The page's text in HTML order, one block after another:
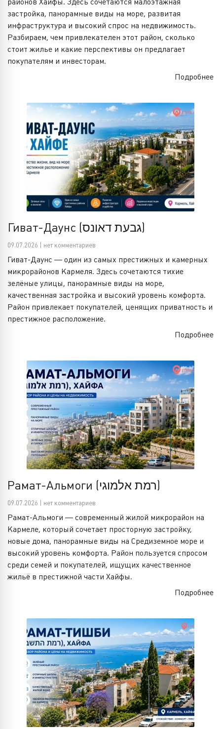
застройка, панорамные виды на море, развитая
инфраструктура и высокий спрос на недвижимость.
Разбираем, чем привлекателен этот район, сколько
стоит жилье и какие перспективы он предлагает
покупателям и инвесторам.
Подробнее
Гиват-Даунс (גבעת דאונס)
09.07.2026 | нет комментариев
Гиват-Даунс — один из самых престижных и камерных
микрорайонов Кармеля. Здесь сочетаются тихие
зелёные улицы, панорамные виды на море,
качественная застройка и высокий уровень комфорта.
Район привлекает покупателей, ценящих приватность и
престижное расположение.
Подробнее
Рамат-Альмоги (רמת אלמוגי)
09.07.2026 | нет комментариев
Рамат-Альмоги — современный жилой микрорайон на
Кармеле, который сочетает просторную застройку,
новые дома, панорамные виды на Средиземное море и
высокий уровень комфорта. Район пользуется спросом
среди семей и покупателей, ищущих качественное
жильё в престижной части Хайфы.
Подробнее